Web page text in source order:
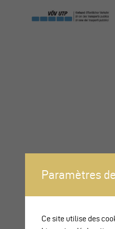
Paramètres
Ce site utilise des